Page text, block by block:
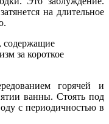
на длительное
содержащие
за короткое
горячей и
ванны. Стоять под
с периодичностью в